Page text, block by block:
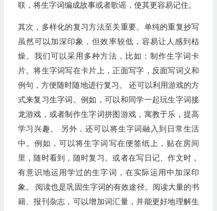
联，将生字词编成故事或者歌谣，使其更容易记住。
其次，多样化的复习方法至关重要。单纯的重复抄写
虽然可以加深印象，但效率较低，容易让人感到枯
燥。我们可以采用多种方法，比如：制作生字词卡
片。将生字词写在卡片上，正面写字，反面写词义和
例句，方便随时随地进行复习。 还可以利用游戏的方
式来复习生字词。例如，可以和同学一起玩生字词接
龙游戏，或者制作生字词拼图游戏，寓教于乐，提高
学习兴趣。 另外，还可以将生字词融入到日常生活
中。例如，可以将生字词写在便签纸上，贴在房间
里，随时看到，随时复习。或者在写日记、作文时，
有意识地运用学过的生字词，在实际运用中加深印
象。 阅读也是巩固生字词的有效途径。阅读大量的书
籍、报刊杂志，可以增加词汇量，并能更好地理解生